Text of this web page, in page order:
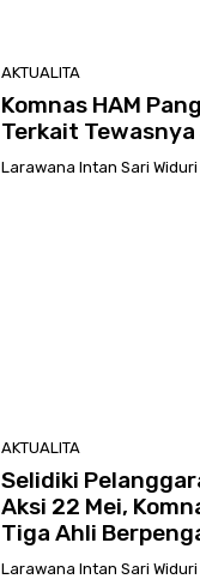
AKTUALITA
Komnas HAM
Terkait
Larawana Intan Sari Widuri
AKTUALITA
Selidiki
Aksi 22 Mei,
Tiga Ahli
Larawana Intan Sari Widuri